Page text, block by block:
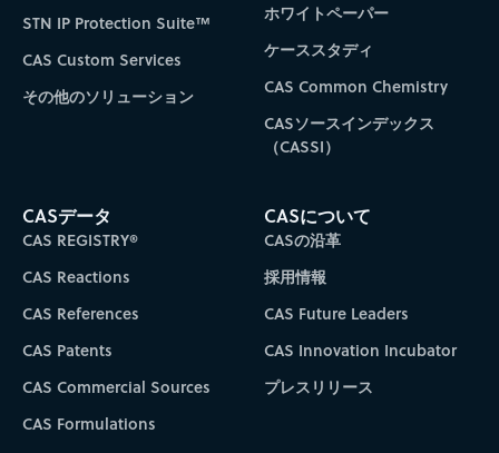
STN IP Protection Suite™
CAS Custom Services
その他のソリューション
ホワイトペーパー
ケーススタディ
CAS Common Chemistry
CASソースインデックス
（CASSI）
CASデータ
CAS REGISTRY®
CAS Reactions
CAS References
CAS Patents
CAS Commercial Sources
CAS Formulations
CASについて
CASの沿革
採用情報
CAS Future Leaders
CAS Innovation Incubator
プレスリリース